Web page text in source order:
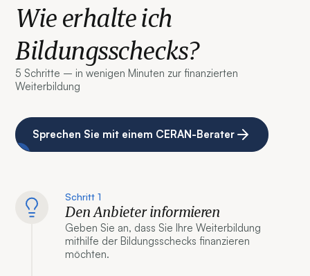
Wie erhalte ich
Bildungsschecks?
5 Schritte – in wenigen Minuten zur finanzierten
Weiterbildung
Sprechen Sie mit einem CERAN-Berater
Schritt 1
Den Anbieter informieren
Geben Sie an, dass Sie Ihre Weiterbildung
mithilfe der Bildungsschecks finanzieren
möchten.